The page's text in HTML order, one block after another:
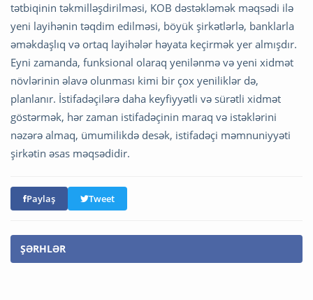
tətbiqinin təkmilləşdirilməsi, KOB dəstəkləmək məqsədi ilə
yeni layihənin təqdim edilməsi, böyük şirkətlərlə, banklarla
əməkdaşlıq və ortaq layihələr həyata keçirmək yer almışdır.
Eyni zamanda, funksional olaraq yenilənmə və yeni xidmət
növlərinin əlavə olunması kimi bir çox yeniliklər də,
planlanır. İstifadəçilərə daha keyfiyyətli və sürətli xidmət
göstərmək, hər zaman istifadəçinin maraq və istəklərini
nəzərə almaq, ümumilikdə desək, istifadəçi məmnuniyyəti
şirkətin əsas məqsədidir.
Paylaş Tweet
ŞƏRHLƏR